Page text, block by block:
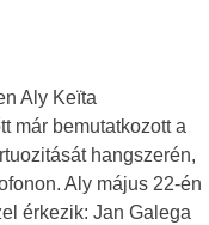
Aly Keïta
már bemutatkozott a
hangszerén,
Aly május 22-én
érkezik: Jan Galega